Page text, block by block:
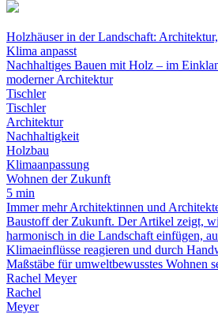
Holzhäuser in der Landschaft:
Klima anpasst
Nachhaltiges Bauen mit Holz – im
moderner Architektur
Tischler
Tischler
Architektur
Nachhaltigkeit
Holzbau
Klimaanpassung
Wohnen der Zukunft
5 min
Immer mehr Architektinnen und
Baustoff der Zukunft. Der Artikel zeigt,
harmonisch in die Landschaft einfügen,
Klimaeinflüsse reagieren und durch
Maßstäbe für umweltbewusstes Wohnen
Rachel Meyer
Rachel
Meyer